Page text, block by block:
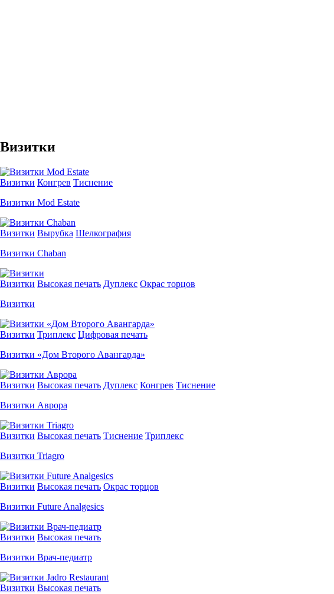
Визитки
Визитки Конгрев Тиснение
Визитки Mod Estate
Визитки Вырубка Шелкография
Визитки Chaban
Визитки Высокая печать Дуплекс Окрас торцов
Визитки
Визитки Триплекс Цифровая печать
Визитки «Дом Второго Авангарда»
Визитки Высокая печать Дуплекс Конгрев Тиснение
Визитки Аврора
Визитки Высокая печать Тиснение Триплекс
Визитки Triagro
Визитки Высокая печать Окрас торцов
Визитки Future Analgesics
Визитки Высокая печать
Визитки Врач-педиатр
Визитки Высокая печать